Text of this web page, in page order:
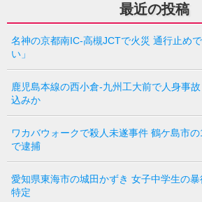
最近の投稿
名神の京都南IC-高槻JCTで火災 通行止め
い」
鹿児島本線の西小倉-九州工大前で人身事
込みか
ワカバウォークで殺人未遂事件 鶴ケ島市
で逮捕
愛知県東海市の城田かずき 女子中学生の
特定